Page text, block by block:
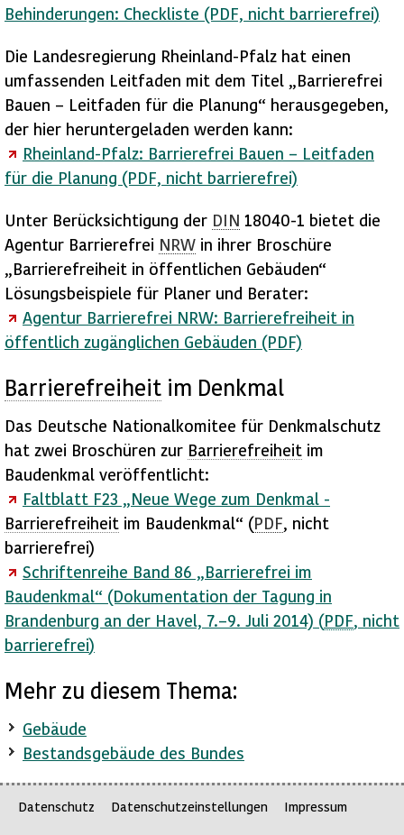
Behinderungen: Checkliste (PDF, nicht barrierefrei)
Die Landesregierung Rheinland-Pfalz hat einen
umfassenden Leitfaden mit dem Titel „Barrierefrei
Bauen – Leitfaden für die Planung“ herausgegeben,
der hier heruntergeladen werden kann:
Rheinland-Pfalz: Barrierefrei Bauen – Leitfaden
für die Planung (PDF, nicht barrierefrei)
Unter Berücksichtigung der DIN 18040-1 bietet die
Agentur Barrierefrei NRW in ihrer Broschüre
„Barrierefreiheit in öffentlichen Gebäuden“
Lösungsbeispiele für Planer und Berater:
Agentur Barrierefrei NRW: Barrierefreiheit in
öffentlich zugänglichen Gebäuden (PDF)
Barrierefreiheit im Denkmal
Das Deutsche Nationalkomitee für Denkmalschutz
hat zwei Broschüren zur Barrierefreiheit im
Baudenkmal veröffentlicht:
Faltblatt F23 „Neue Wege zum Denkmal -
Barrierefreiheit im Baudenkmal“ (PDF, nicht
barrierefrei)
Schriftenreihe Band 86 „Barrierefrei im
Baudenkmal“ (Dokumentation der Tagung in
Brandenburg an der Havel, 7.–9. Juli 2014) (PDF, nicht
barrierefrei)
Mehr zu diesem Thema:
Gebäude
Bestandsgebäude des Bundes
Datenschutz Datenschutzeinstellungen Impressum